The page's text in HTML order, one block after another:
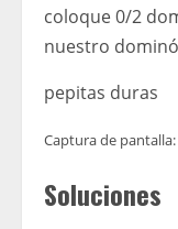
coloque 0/2
nuestro
pepitas duras
Captura de pantalla:
Soluciones